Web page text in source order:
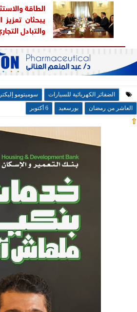
الطاقة
يبحثان تعزيز
والتبادل
الضفائر الكهربائية للسيارات سوميتومو
العاشر من رمضان
بورسعيد 6 أكتوبر
⇧